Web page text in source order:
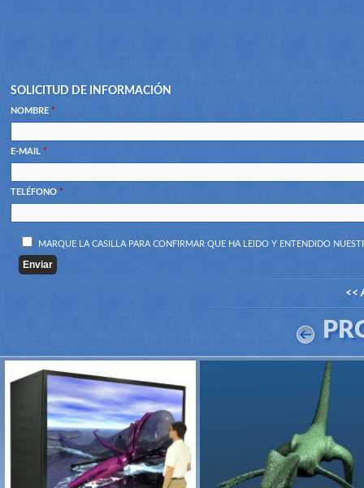
SOLICITUD DE INFORMACIÓN
NOMBRE *
E-MAIL *
TELÉFONO *
MARQUE LA CASILLA PARA CONFIRMAR QUE HA LEIDO Y ENTENDIDO
<<